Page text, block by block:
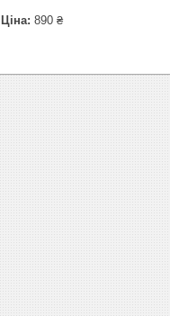
Ціна: 890 ₴